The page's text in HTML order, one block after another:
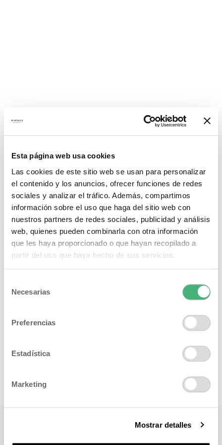
Esta página web usa cookies
Las cookies de este sitio web se usan para personalizar
el contenido y los anuncios, ofrecer funciones de redes
sociales y analizar el tráfico. Además, compartimos
información sobre el uso que haga del sitio web con
nuestros partners de redes sociales, publicidad y análisis
web, quienes pueden combinarla con otra información
que les haya proporcionado o que hayan recopilado a
partir del uso que haya hecho de sus servicios.
Necesarias
Preferencias
Estadística
Marketing
Mostrar detalles